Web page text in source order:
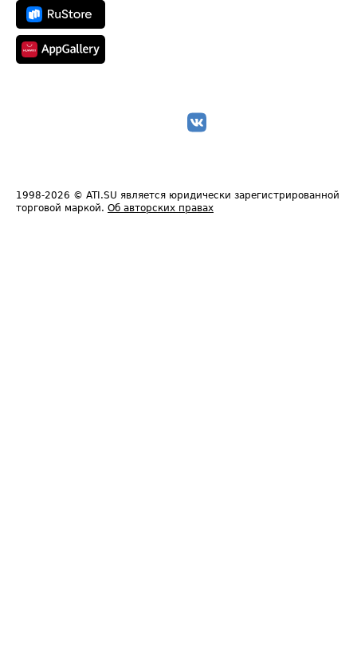
1998-2026 © ATI.SU является юридически зарегистрированной
торговой маркой. Об авторских правах